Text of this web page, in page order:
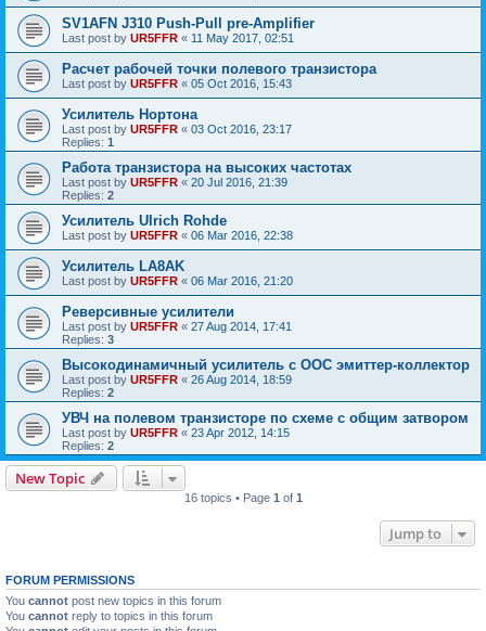
SV1AFN J310 Push-Pull pre-Amplifier
Last post by UR5FFR « 11 May 2017, 02:51
Расчет рабочей точки полевого транзистора
Last post by UR5FFR « 05 Oct 2016, 15:43
Усилитель Нортона
Last post by UR5FFR « 03 Oct 2016, 23:17
Replies: 1
Работа транзистора на высоких частотах
Last post by UR5FFR « 20 Jul 2016, 21:39
Replies: 2
Усилитель Ulrich Rohde
Last post by UR5FFR « 06 Mar 2016, 22:38
Усилитель LA8AK
Last post by UR5FFR « 06 Mar 2016, 21:20
Реверсивные усилители
Last post by UR5FFR « 27 Aug 2014, 17:41
Replies: 3
Высокодинамичный усилитель с ООС эмиттер-коллектор
Last post by UR5FFR « 26 Aug 2014, 18:59
Replies: 2
УВЧ на полевом транзисторе по схеме с общим затвором
Last post by UR5FFR « 23 Apr 2012, 14:15
Replies: 2
New Topic
16 topics • Page 1 of 1
Jump to
FORUM PERMISSIONS
You cannot post new topics in this forum
You cannot reply to topics in this forum